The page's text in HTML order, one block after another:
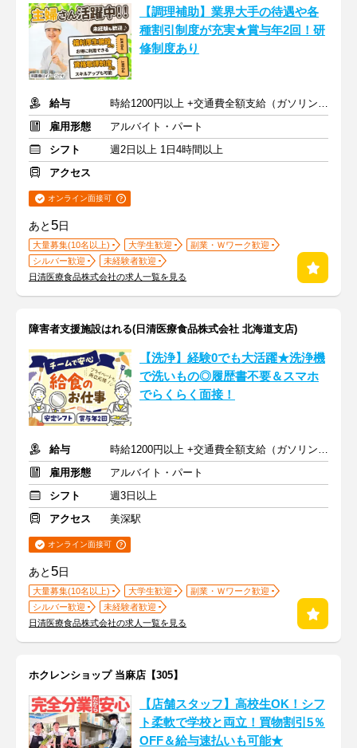
【調理補助】業界大手の待遇や各
種割引制度が充実★賞与年2回！研
修制度あり
給与
時給1200円以上 +交通費全額支給（ガソリン代も支給）
雇用形態
アルバイト・パート
シフト
週2日以上 1日4時間以上
アクセス
オンライン面接可
あと 5日
大量募集(10名以上) 大学生歓迎
副業・Ｗワーク歓迎
シルバー歓迎
未経験者歓迎
日清医療食品株式会社の求人一覧を見る
障害者支援施設はれる(日清医療食品株式会社 北海道支店)
【洗浄】経験0でも大活躍★洗浄機
で洗いもの◎履歴書不要＆スマホ
でらくらく面接！
給与
時給1200円以上 +交通費全額支給（ガソリン代も支給）
雇用形態
アルバイト・パート
シフト
週3日以上
アクセス
美深駅
オンライン面接可
あと 5日
大量募集(10名以上) 大学生歓迎
副業・Ｗワーク歓迎
シルバー歓迎
未経験者歓迎
日清医療食品株式会社の求人一覧を見る
ホクレンショップ 当麻店【305】
【店舗スタッフ】高校生OK！シフ
ト柔軟で学校と両立！買物割引5％
OFF＆給与速払いも可能★